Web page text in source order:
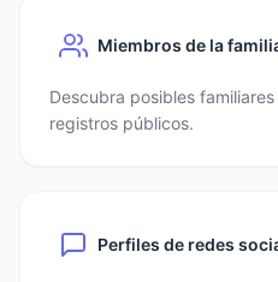
Miembros de la
Descubra posibles
registros públicos.
Perfiles de redes